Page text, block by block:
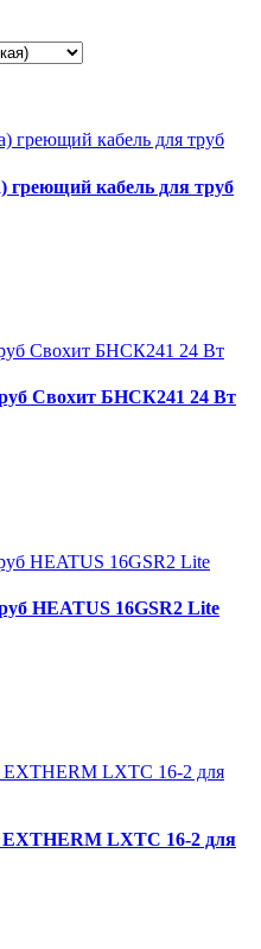
греющий кабель для труб
Свохит БНСК241 24 Вт
HEATUS 16GSR2 Lite
LXTC 16-2 для